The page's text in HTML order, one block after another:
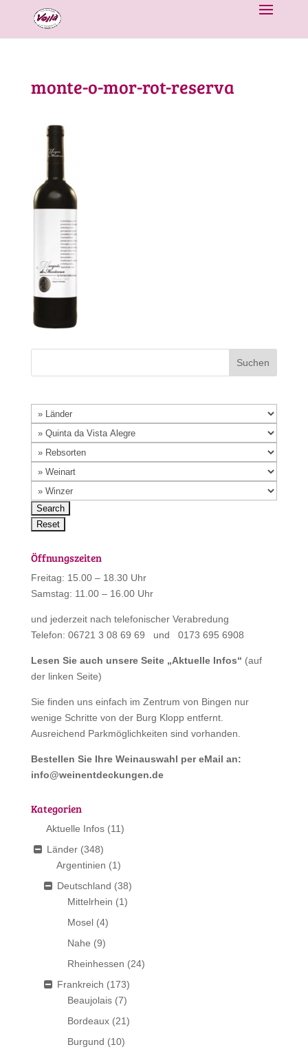
monte-o-mor-rot-reserva
Öffnungszeiten
Freitag: 15.00 – 18.30 Uhr
Samstag: 11.00 – 16.00 Uhr
und jederzeit nach telefonischer Verabredung
Telefon: 06721 3 08 69 69 und 0173 695 6908
Lesen Sie auch unsere Seite „Aktuelle Infos“ (auf
der linken Seite)
Sie finden uns einfach im Zentrum von Bingen nur
wenige Schritte von der Burg Klopp entfernt.
Ausreichend Parkmöglichkeiten sind vorhanden.
Bestellen Sie Ihre Weinauswahl per eMail an:
info@weinentdeckungen.de
Kategorien
Aktuelle Infos (11)
Länder (348)
Argentinien (1)
Deutschland (38)
Mittelrhein (1)
Mosel (4)
Nahe (9)
Rheinhessen (24)
Frankreich (173)
Beaujolais (7)
Bordeaux (21)
Burgund (10)